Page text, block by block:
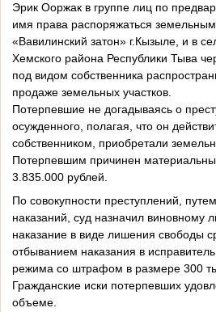
Эрик Ооржак в группе лиц по
имя права распоряжаться
«Вавилинский затон» г.Кызыле, и в
Хемского района Республики Тыва
под видом собственника
продаже земельных участков.
Потерпевшие не догадываясь о
осужденного, полагая, что он
собственником, приобретали
Потерпевшим причинен
3.835.000 рублей.
По совокупности преступлений,
наказаний, суд назначил виновному
наказание в виде лишения свободы
отбыванием наказания в
режима со штрафом в размере 300
Гражданские иски потерпевших
объеме.